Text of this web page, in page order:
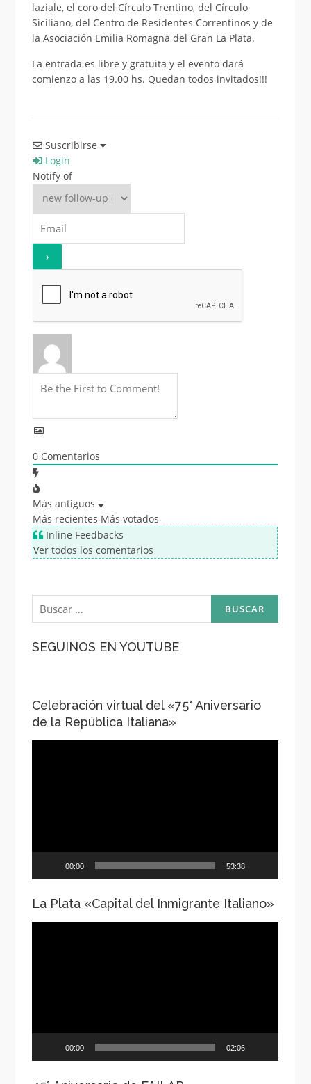
laziale, el coro del Círculo Trentino, del Círculo
Siciliano, del Centro de Residentes Correntinos y de
la Asociación Emilia Romagna del Gran La Plata.
La entrada es libre y gratuita y el evento dará
comienzo a las 19.00 hs. Quedan todos invitados!!!
Suscribirse
Login
Notify of
0Comentarios
Más antiguos
Más recientes Más votados
Inline Feedbacks
Ver todos los comentarios
Buscar:
SEGUINOS EN YOUTUBE
Celebración virtual del «75° Aniversario
de la República Italiana»
00:00 53:38
La Plata «Capital del Inmigrante Italiano»
00:00 02:06